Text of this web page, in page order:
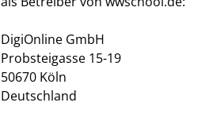
DigiOnline GmbH
Probsteigasse 15-19
50670 Köln
Deutschland